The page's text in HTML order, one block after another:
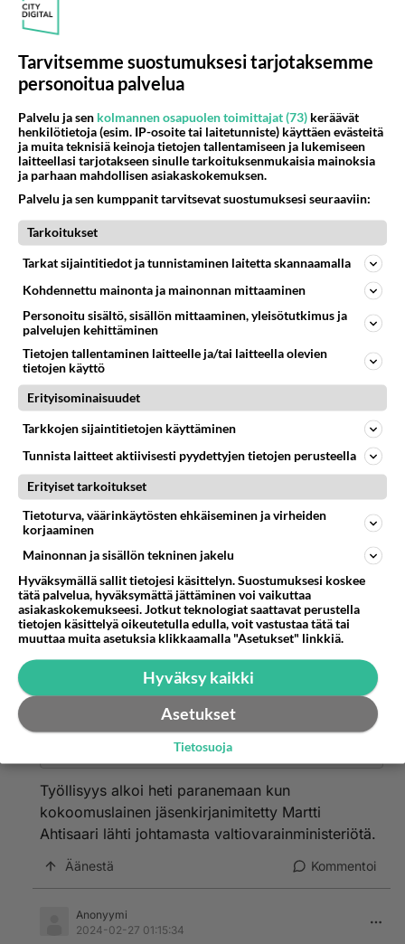
Anonyymi
2024-02-27 01:03:17
kirjoitti:
Niin, maan ei annettu vajota kuoppaan, jonka eräät
olivat kaivaneet. Oikeistohallitus taas kävelee siihen
ihan itse.
Ja määrähän ei ollut niinkään suuri mitä
oikeistohallitukset ovat tyypillisesti ottaneet
syömävelkaa itse aiheuttamiensa syvien
(rahastus)lamojen "hoitoon".
Marin on edelleen 2000-luvun paras pääministeri
eikä ole näkyvissäkään parempaa sen jälkeen
kun hän lähti Suomen politiikasta.
Äänestä Kommentoi
Anonyymi
kirjoitti:
Ja määrähän ei ollut niinkään suuri mitä
oikeistohallitukset ovat tyypillisesti ottaneet
syömävelkaa itse aiheuttamiensa syvien
(rahastus)lamojen "hoitoon".
Marin on edelleen 2000-luvun paras pääministeri eikä
ole näkyvissäkään parempaa sen jälkeen kun hän lähti
Suomen politiikasta.
Työllisyys alkoi heti paranemaan kun
kokoomuslainen jäsenkirjanimitetty Martti
Ahtisaari lähti johtamasta valtiovarainministeriötä.
Äänestä Kommentoi
Anonyymi
2024-02-27 01:15:34
Tarvitsemme suostumuksesi tarjotaksemme
personoitua palvelua
Palvelu ja sen kolmannen osapuolen toimittajat (73) keräävät
henkilötietoja (esim. IP-osoite tai laitetunniste) käyttäen evästeitä
ja muita teknisiä keinoja tietojen tallentamiseen ja lukemiseen
laitteellasi tarjotakseen sinulle tarkoituksenmukaisia mainoksia
ja parhaan mahdollisen asiakaskokemuksen.
Palvelu ja sen kumppanit tarvitsevat suostumuksesi seuraaviin:
Tarkoitukset
Tarkat sijaintitiedot ja tunnistaminen laitetta skannaamalla
Kohdennettu mainonta ja mainonnan mittaaminen
Personoitu sisältö, sisällön mittaaminen, yleisötutkimus ja
palvelujen kehittäminen
Tietojen tallentaminen laitteelle ja/tai laitteella olevien
tietojen käyttö
Erityisominaisuudet
Tarkkojen sijaintitietojen käyttäminen
Tunnista laitteet aktiivisesti pyydettyjen tietojen perusteella
Erityiset tarkoitukset
Tietoturva, väärinkäytösten ehkäiseminen ja virheiden
korjaaminen
Mainonnan ja sisällön tekninen jakelu
Hyväksymällä sallit tietojesi käsittelyn. Suostumuksesi koskee
tätä palvelua, hyväksymättä jättäminen voi vaikuttaa
asiakaskokemukseesi. Jotkut teknologiat saattavat perustella
tietojen käsittelyä oikeutetulla edulla, voit vastustaa tätä tai
muuttaa muita asetuksia klikkaamalla "Asetukset" linkkiä.
Hyväksy kaikki
Asetukset
Tietosuoja